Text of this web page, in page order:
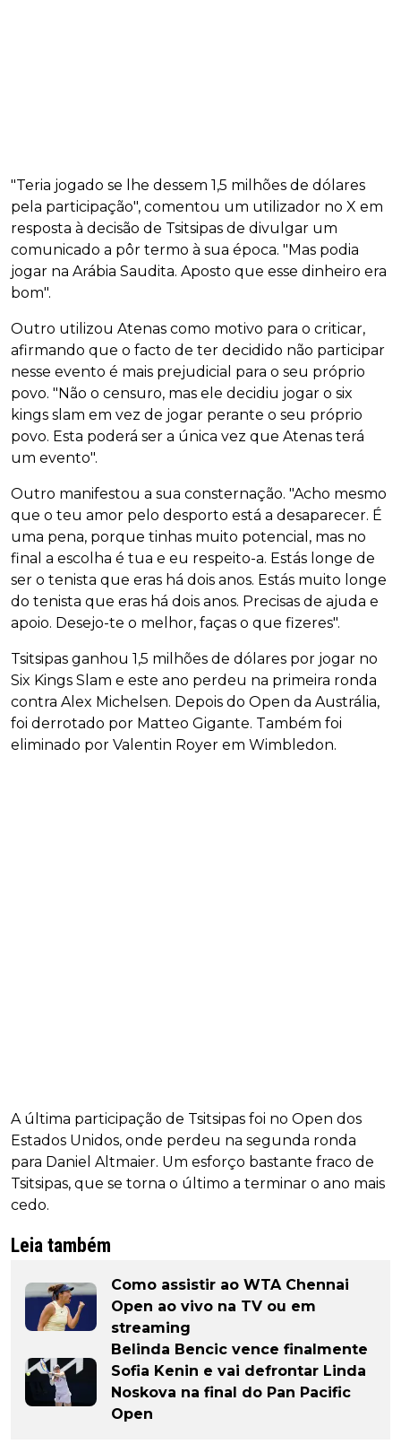
"Teria jogado se lhe dessem 1,5 milhões de dólares
pela participação", comentou um utilizador no X em
resposta à decisão de Tsitsipas de divulgar um
comunicado a pôr termo à sua época. "Mas podia
jogar na Arábia Saudita. Aposto que esse dinheiro era
bom".
Outro utilizou Atenas como motivo para o criticar,
afirmando que o facto de ter decidido não participar
nesse evento é mais prejudicial para o seu próprio
povo. "Não o censuro, mas ele decidiu jogar o six
kings slam em vez de jogar perante o seu próprio
povo. Esta poderá ser a única vez que Atenas terá
um evento".
Outro manifestou a sua consternação. "Acho mesmo
que o teu amor pelo desporto está a desaparecer. É
uma pena, porque tinhas muito potencial, mas no
final a escolha é tua e eu respeito-a. Estás longe de
ser o tenista que eras há dois anos. Estás muito longe
do tenista que eras há dois anos. Precisas de ajuda e
apoio. Desejo-te o melhor, faças o que fizeres".
Tsitsipas ganhou 1,5 milhões de dólares por jogar no
Six Kings Slam e este ano perdeu na primeira ronda
contra Alex Michelsen. Depois do Open da Austrália,
foi derrotado por Matteo Gigante. Também foi
eliminado por Valentin Royer em Wimbledon.
A última participação de Tsitsipas foi no Open dos
Estados Unidos, onde perdeu na segunda ronda
para Daniel Altmaier. Um esforço bastante fraco de
Tsitsipas, que se torna o último a terminar o ano mais
cedo.
Leia também
Como assistir ao WTA Chennai
Open ao vivo na TV ou em
streaming
Belinda Bencic vence finalmente
Sofia Kenin e vai defrontar Linda
Noskova na final do Pan Pacific
Open